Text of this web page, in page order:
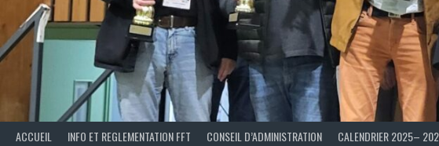
ACCUEIL INFO ET REGLEMENTATION FFT CONSEIL D’ADMINISTRATION CALENDRIER 2025–